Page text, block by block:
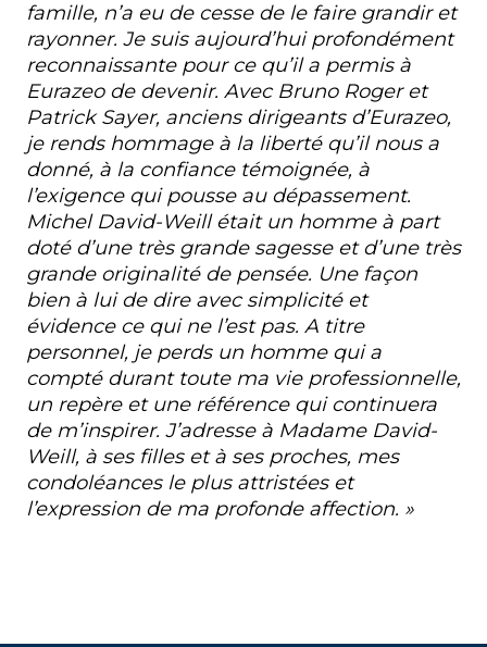
famille, n’a eu de cesse de le faire grandir et
rayonner. Je suis aujourd’hui profondément
reconnaissante pour ce qu’il a permis à
Eurazeo de devenir. Avec Bruno Roger et
Patrick Sayer, anciens dirigeants d’Eurazeo,
je rends hommage à la liberté qu’il nous a
donné, à la confiance témoignée, à
l’exigence qui pousse au dépassement.
Michel David-Weill était un homme à part
doté d’une très grande sagesse et d’une très
grande originalité de pensée. Une façon
bien à lui de dire avec simplicité et
évidence ce qui ne l’est pas. A titre
personnel, je perds un homme qui a
compté durant toute ma vie professionnelle,
un repère et une référence qui continuera
de m’inspirer. J’adresse à Madame David-
Weill, à ses filles et à ses proches, mes
condoléances le plus attristées et
l’expression de ma profonde affection. »